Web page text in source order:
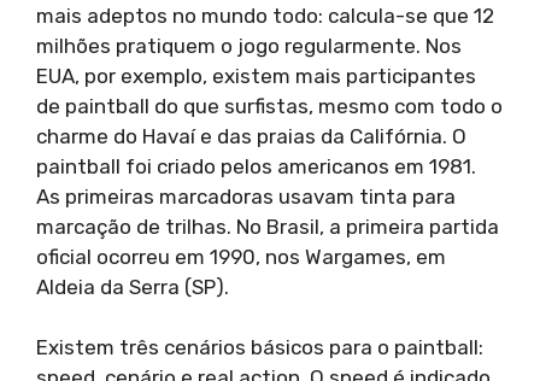
mais adeptos no mundo todo: calcula-se que 12
milhões pratiquem o jogo regularmente. Nos
EUA, por exemplo, existem mais participantes
de paintball do que surfistas, mesmo com todo o
charme do Havaí e das praias da Califórnia. O
paintball foi criado pelos americanos em 1981.
As primeiras marcadoras usavam tinta para
marcação de trilhas. No Brasil, a primeira partida
oficial ocorreu em 1990, nos Wargames, em
Aldeia da Serra (SP).
Existem três cenários básicos para o paintball: